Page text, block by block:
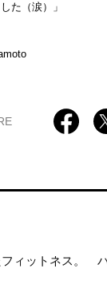
た（涙）」
フィットネス。